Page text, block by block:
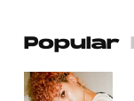
Popular